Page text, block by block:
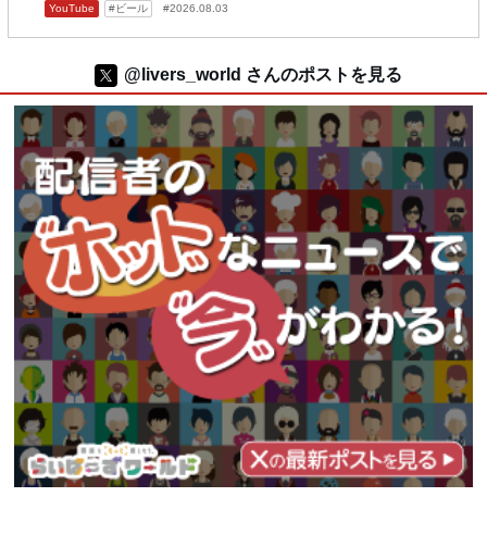
YouTube ビール 2026.08.03
@livers_world さんのポストを見る